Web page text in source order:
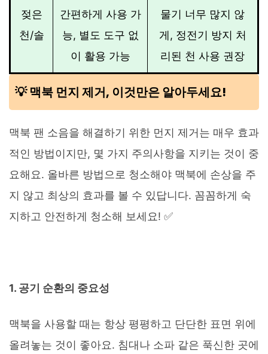
젖은
천/솔
간편하게 사용 가
능, 별도 도구 없
이 활용 가능
물기 너무 많지 않
게, 정전기 방지 처
리된 천 사용 권장
💡 맥북 먼지 제거, 이것만은 알아두세요!
맥북 팬 소음을 해결하기 위한 먼지 제거는 매우 효과
적인 방법이지만, 몇 가지 주의사항을 지키는 것이 중
요해요. 올바른 방법으로 청소해야 맥북에 손상을 주
지 않고 최상의 효과를 볼 수 있답니다. 꼼꼼하게 숙
지하고 안전하게 청소해 보세요! ✅
1. 공기 순환의 중요성
맥북을 사용할 때는 항상 평평하고 단단한 표면 위에
올려놓는 것이 좋아요. 침대나 소파 같은 푹신한 곳에